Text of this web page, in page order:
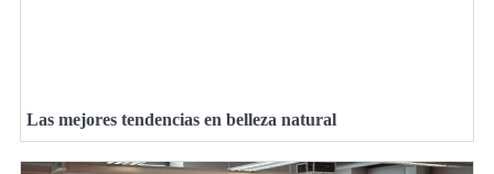
Las mejores tendencias en belleza natural